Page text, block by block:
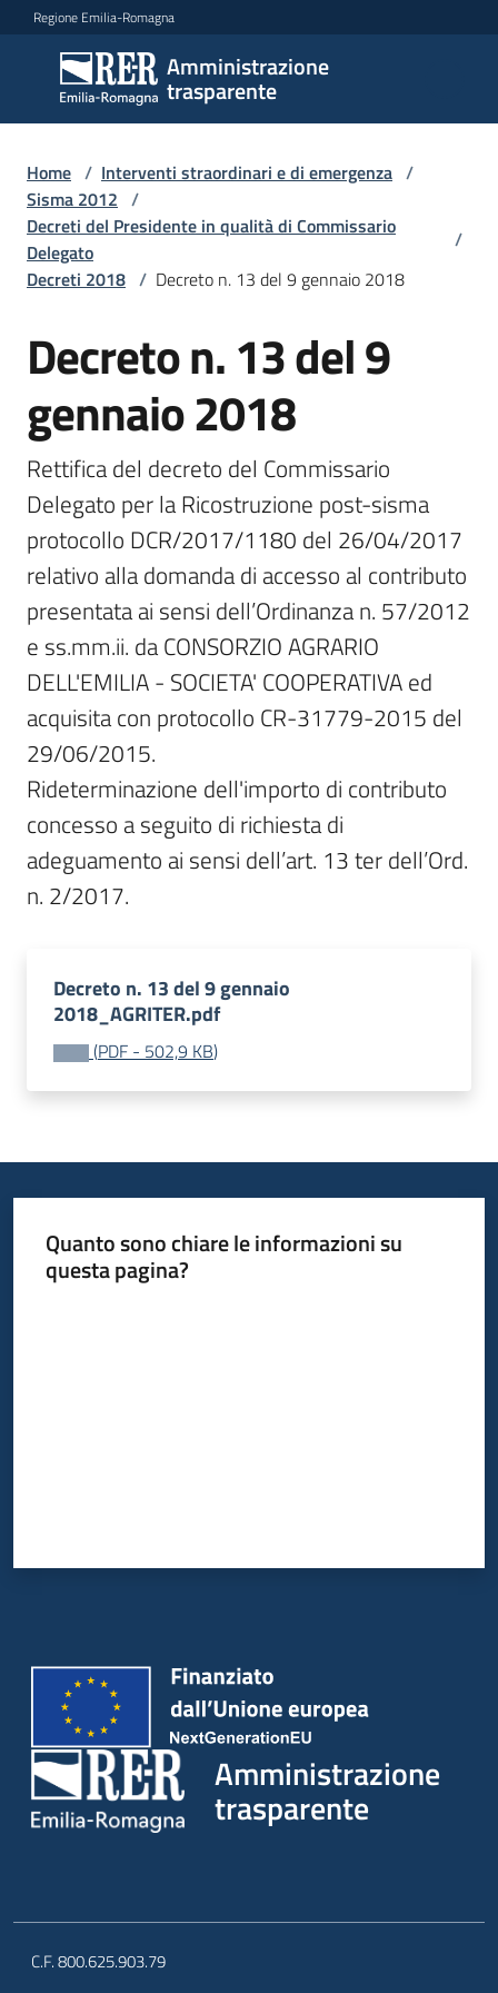
Vai al contenuto
Vai alla navigazione
Vai al footer
Regione Emilia-Romagna
Amministrazione
trasparente
Amministrazione
trasparente
Sottosezioni
Accesso
Home / Interventi straordinari e di emergenza /
Sisma 2012 /
Decreti del Presidente in qualità di Commissario
Delegato
/
Decreti 2018 / Decreto n. 13 del 9 gennaio 2018
Decreto n. 13 del 9
gennaio 2018
Rettifica del decreto del Commissario
Delegato per la Ricostruzione post-sisma
protocollo DCR/2017/1180 del 26/04/2017
relativo alla domanda di accesso al contributo
presentata ai sensi dell’Ordinanza n. 57/2012
e ss.mm.ii. da CONSORZIO AGRARIO
DELL'EMILIA - SOCIETA' COOPERATIVA ed
acquisita con protocollo CR-31779-2015 del
29/06/2015.
Rideterminazione dell'importo di contributo
concesso a seguito di richiesta di
adeguamento ai sensi dell’art. 13 ter dell’Ord.
n. 2/2017.
Decreto n. 13 del 9 gennaio
2018_AGRITER.pdf
(PDF - 502,9 KB)
Quanto sono chiare le informazioni su
questa pagina?
Amministrazione
trasparente
C.F. 800.625.903.79